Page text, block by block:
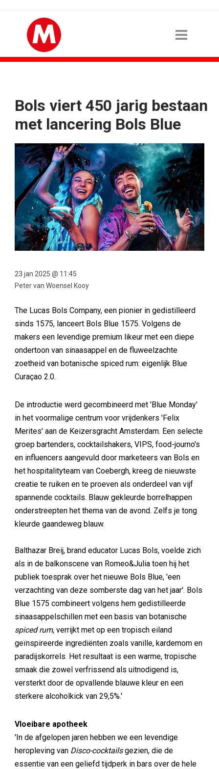
Bols viert 450 jarig bestaan
met lancering Bols Blue
23 jan 2025 @ 11:45
Peter van Woensel Kooy
The Lucas Bols Company, een pionier in gedistilleerd
sinds 1575, lanceert Bols Blue 1575. Volgens de
makers een levendige premium likeur met een diepe
ondertoon van sinaasappel en de fluweelzachte
zoetheid van botanische spiced rum: eigenlijk Blue
Curaçao 2.0.
De introductie werd gecombineerd met 'Blue Monday'
in het voormalige centrum voor vrijdenkers 'Felix
Merites' aan de Keizersgracht Amsterdam. Een selecte
groep bartenders, cocktailshakers, VIPS, food-journo's
en influencers aangevuld door marketeers van Bols en
het hospitalityteam van Coebergh, kreeg de nieuwste
creatie te ruiken en te proeven als onderdeel van vijf
spannende cocktails. Blauw gekleurde borrelhappen
onderstreepten het thema van de avond. Zelfs je tong
kleurde gaandeweg blauw.
Balthazar Breij, brand educator Lucas Bols, voelde zich
als in de balkonscene van Romeo&Julia toen hij het
publiek toesprak over het nieuwe Bols Blue, 'een
verzachting van deze somberste dag van het jaar'. Bols
Blue 1575 combineert volgens hem gedistilleerde
sinaasappelschillen met een basis van botanische
spiced rum, verrijkt met op een tropisch eiland
geïnspireerde ingrediënten zoals vanille, kardemom en
paradijskorrels. Het resultaat is een warme, tropische
smaak die zowel verfrissend als uitnodigend is,
versterkt door de opvallende blauwe kleur en een
sterkere alcoholkick van 29,5%.'
Vloeibare apotheek
'In de afgelopen jaren hebben we een levendige
heropleving van Disco-cocktailsgezien, die de
essentie van een geliefd tijdperk in bars over de hele